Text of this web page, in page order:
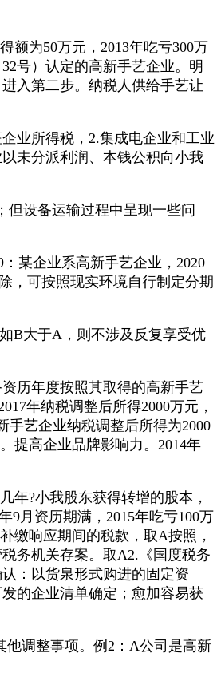
额为50万元，2013年吃亏300万
号）认定的高新手艺企业。明
入第二步。纳税人供给手艺让
业所得税，2.集成电企业和工业
未分派利润、本钱公积向小我
但设备运输过程中呈现一些问
某企业系高新手艺企业，2020
，可按照现实环境自行制定分期
B大于A，则不涉及反复享受优
历年度按照其取得的高新手艺
年纳税调整后所得2000万元，
手艺企业纳税调整后所得为2000
提高企业品牌影响力。2014年
?小我股东获得转增的股本，
9月资历期满，2015年吃亏100万
缴响应期间的税款，取A按照，
务机关存案。取A2.《国度税务
：以货泉形式购进的固定资
的企业清单确定；愈加容易获
调整事项。例2：A公司是高新